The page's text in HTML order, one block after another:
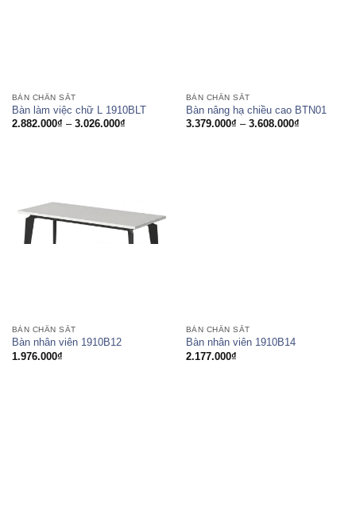
BÀN CHÂN SẮT
Bàn làm việc chữ L 1910BLT
2.882.000₫ – 3.026.000₫Khoảng
BÀN CHÂN SẮT
Bàn nâng hạ chiều cao BTN01
3.379.000₫ – 3.608.000₫Khoảng
BÀN CHÂN SẮT
Bàn nhân viên 1910B12
1.976.000₫
BÀN CHÂN SẮT
Bàn nhân viên 1910B14
2.177.000₫